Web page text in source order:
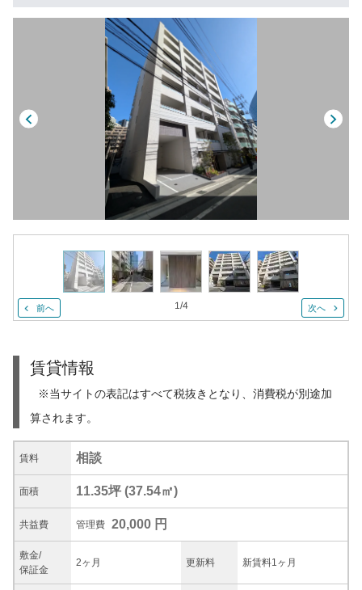
前へ 1/4 次へ
賃貸情報
※当サイトの表記はすべて税抜きとなり、消費税が別途加
算されます。
賃料 相談
面積 11.35坪 (37.54㎡)
共益費 管理費 20,000 円
敷金/
保証金
2ヶ月 更新料 新賃料1ヶ月